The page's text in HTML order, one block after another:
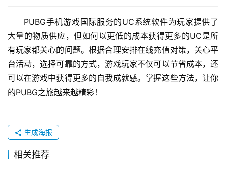
PUBG手机游戏国际服务的UC系统软件为玩家提供了
大量的物质供应，但如何以更低的成本获得更多的UC是所
有玩家都关心的问题。根据合理安排在线充值对策，关心平
台活动，选择可靠的方式，游戏玩家不仅可以节省成本，还
可以在游戏中获得更多的自我成就感。掌握这些方法，让你
的PUBG之旅越来越精彩！
生成海报
相关推荐